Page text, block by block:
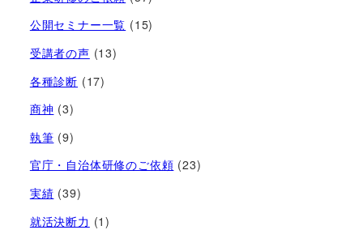
公開セミナー一覧 (15)
受講者の声 (13)
各種診断 (17)
商神 (3)
執筆 (9)
官庁・自治体研修のご依頼 (23)
実績 (39)
就活決断力 (1)